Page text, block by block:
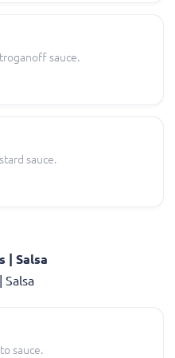
sauce.
sauce.
| Salsa
Salsa
sauce.